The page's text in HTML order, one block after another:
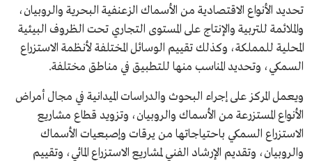
تحديد الأنواع الاقتصادية من الأسماك الزعنفية البحرية والروبيان،
والملائمة للتربية والإنتاج على المستوى التجاري تحت الظروف البيئية
المحلية للمملكة، وكذلك تقييم الوسائل المختلفة لأنظمة الاستزراع
السمكي، وتحديد المناسب منها للتطبيق في مناطق مختلفة.
ويعمل المركز على إجراء البحوث والدراسات الميدانية في مجال أمراض
الأنواع المستزرعة من الأسماك والروبيان، وتزويد قطاع مشاريع
الاستزراع السمكي باحتياجاتها من يرقات وإصبعيات الأسماك
والروبيان، وتقديم الإرشاد الفني لمشاريع الاستزراع المائي، وتقييم